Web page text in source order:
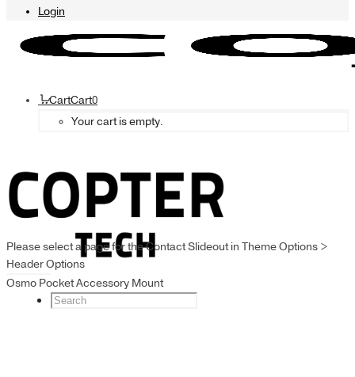
Login
CartCart0
Your cart is empty.
Please select a page for the Contact Slideout in Theme Options >
Header Options
Osmo Pocket Accessory Mount